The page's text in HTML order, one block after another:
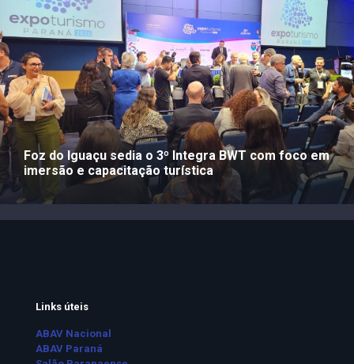
Foz do Iguaçu sedia o 3º Integra BWT com foco em
imersão e capacitação turística
Links úteis
ABAV Nacional
ABAV Paraná